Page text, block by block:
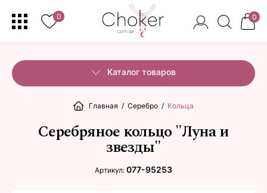
0 0
Каталог товаров
Главная / Серебро / Кольца
Серебряное кольцо "Луна и
звезды"
Артикул: 077-95253